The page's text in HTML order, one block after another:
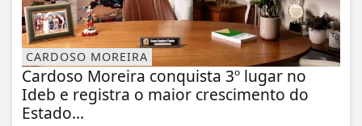
CARDOSO MOREIRA
Cardoso Moreira conquista 3º lugar no
Ideb e registra o maior crescimento do
Estado...